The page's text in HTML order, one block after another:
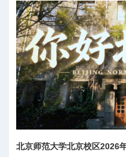
北京师范大学北京校区2026